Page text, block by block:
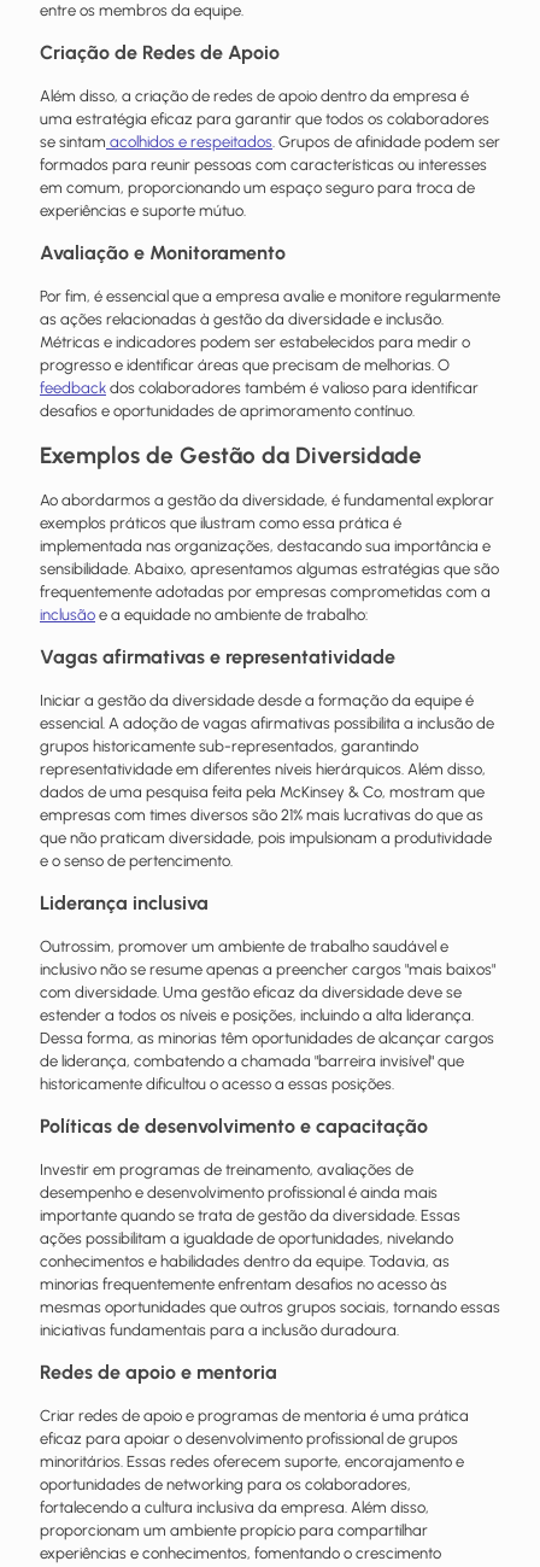
entre os membros da equipe.
Criação de Redes de Apoio
Além disso, a criação de redes de apoio dentro da empresa é
uma estratégia eficaz para garantir que todos os colaboradores
se sintam acolhidos e respeitados. Grupos de afinidade podem ser
formados para reunir pessoas com características ou interesses
em comum, proporcionando um espaço seguro para troca de
experiências e suporte mútuo.
Avaliação e Monitoramento
Por fim, é essencial que a empresa avalie e monitore regularmente
as ações relacionadas à gestão da diversidade e inclusão.
Métricas e indicadores podem ser estabelecidos para medir o
progresso e identificar áreas que precisam de melhorias. O
feedback dos colaboradores também é valioso para identificar
desafios e oportunidades de aprimoramento contínuo.
Exemplos de Gestão da Diversidade
Ao abordarmos a gestão da diversidade, é fundamental explorar
exemplos práticos que ilustram como essa prática é
implementada nas organizações, destacando sua importância e
sensibilidade. Abaixo, apresentamos algumas estratégias que são
frequentemente adotadas por empresas comprometidas com a
inclusão e a equidade no ambiente de trabalho:
Vagas afirmativas e representatividade
Iniciar a gestão da diversidade desde a formação da equipe é
essencial. A adoção de vagas afirmativas possibilita a inclusão de
grupos historicamente sub-representados, garantindo
representatividade em diferentes níveis hierárquicos. Além disso,
dados de uma pesquisa feita pela McKinsey & Co, mostram que
empresas com times diversos são 21% mais lucrativas do que as
que não praticam diversidade, pois impulsionam a produtividade
e o senso de pertencimento.
Liderança inclusiva
Outrossim, promover um ambiente de trabalho saudável e
inclusivo não se resume apenas a preencher cargos "mais baixos"
com diversidade. Uma gestão eficaz da diversidade deve se
estender a todos os níveis e posições, incluindo a alta liderança.
Dessa forma, as minorias têm oportunidades de alcançar cargos
de liderança, combatendo a chamada "barreira invisível" que
historicamente dificultou o acesso a essas posições.
Políticas de desenvolvimento e capacitação
Investir em programas de treinamento, avaliações de
desempenho e desenvolvimento profissional é ainda mais
importante quando se trata de gestão da diversidade. Essas
ações possibilitam a igualdade de oportunidades, nivelando
conhecimentos e habilidades dentro da equipe. Todavia, as
minorias frequentemente enfrentam desafios no acesso às
mesmas oportunidades que outros grupos sociais, tornando essas
iniciativas fundamentais para a inclusão duradoura.
Redes de apoio e mentoria
Criar redes de apoio e programas de mentoria é uma prática
eficaz para apoiar o desenvolvimento profissional de grupos
minoritários. Essas redes oferecem suporte, encorajamento e
oportunidades de networking para os colaboradores,
fortalecendo a cultura inclusiva da empresa. Além disso,
proporcionam um ambiente propício para compartilhar
experiências e conhecimentos, fomentando o crescimento